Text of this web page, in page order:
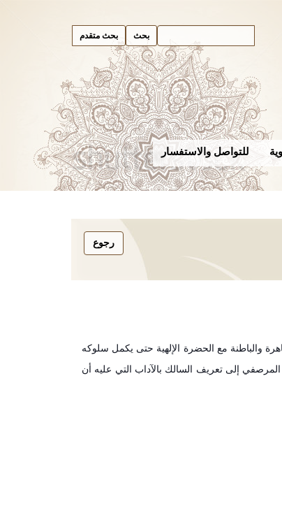
بحث متقدم
للتواصل والاستفسار
والباطنة مع الحضرة الإلهية حتى يكمل سلوكه
إلى تعريف السالك بالآداب التي عليه أن